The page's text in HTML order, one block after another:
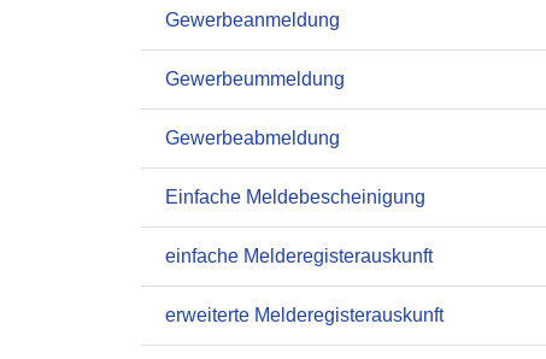
Gewerbeanmeldung
Gewerbeummeldung
Gewerbeabmeldung
Einfache Meldebescheinigung
einfache Melderegisterauskunft
erweiterte Melderegisterauskunft